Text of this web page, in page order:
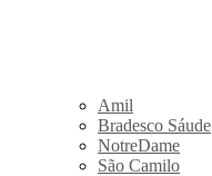
Amil
Bradesco Sáude
NotreDame
São Camilo